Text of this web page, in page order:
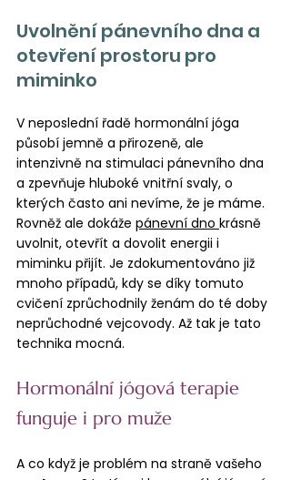
Uvolnění pánevního dna a
otevření prostoru pro
miminko
V neposlední řadě hormonální jóga
působí jemně a přirozeně, ale
intenzivně na stimulaci pánevního dna
a zpevňuje hluboké vnitřní svaly, o
kterých často ani nevíme, že je máme.
Rovněž ale dokáže pánevní dno krásně
uvolnit, otevřít a dovolit energii i
miminku přijít. Je zdokumentováno již
mnoho případů, kdy se díky tomuto
cvičení zprůchodnily ženám do té doby
neprůchodné vejcovody. Až tak je tato
technika mocná.
Hormonální jógová terapie
funguje i pro muže
A co když je problém na straně vašeho